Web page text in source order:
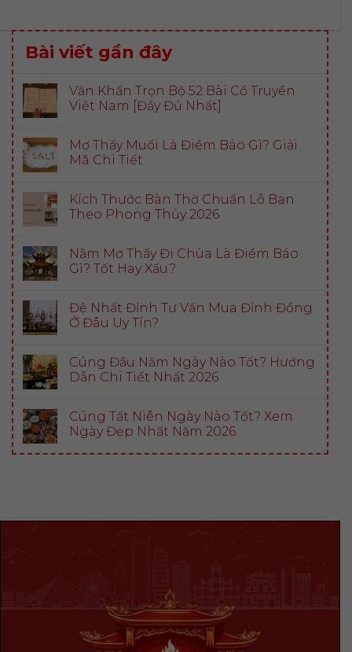
Bài viết gần đây
Văn Khấn Trọn Bộ 52 Bài Cổ Truyền
Việt Nam [Đầy Đủ Nhất]
Mơ Thấy Muối Là Điềm Báo Gì? Giải
Mã Chi Tiết
Kích Thước Bàn Thờ Chuẩn Lỗ Ban
Theo Phong Thủy 2026
Nằm Mơ Thấy Đi Chùa Là Điềm Báo
Gì? Tốt Hay Xấu?
Đệ Nhất Đỉnh Tư Vấn Mua Đỉnh Đồng
Ở Đâu Uy Tín?
Cúng Đầu Năm Ngày Nào Tốt? Hướng
Dẫn Chi Tiết Nhất 2026
Cúng Tất Niên Ngày Nào Tốt? Xem
Ngày Đẹp Nhất Năm 2026